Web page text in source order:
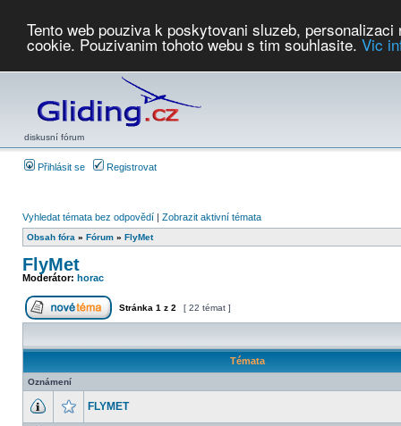
Tento web pouziva k poskytovani sluzeb,
cookie. Pouzivanim tohoto webu s tim souhlasite. Vic
diskusní fórum
Přihlásit se Registrovat
Vyhledat témata bez odpovědí | Zobrazit aktivní témata
Obsah fóra » Fórum » FlyMet
FlyMet
Moderátor: horac
Stránka 1 z 2 [ 22 témat ]
Témata
Oznámení
FLYMET